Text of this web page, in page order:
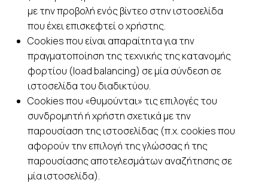
με την προβολή ενός βίντεο στην ιστοσελίδα
που έχει επισκεφτεί ο χρήστης.
Cookies που είναι απαραίτητα για την
πραγματοποίηση της τεχνικής της κατανομής
φορτίου (load balancing) σε μία σύνδεση σε
ιστοσελίδα του διαδικτύου.
Cookies που «θυμούνται» τις επιλογές του
συνδρομητή ή χρήστη σχετικά με την
παρουσίαση της ιστοσελίδας (π.χ. cookies που
αφορούν την επιλογή της γλώσσας ή της
παρουσίασης αποτελεσμάτων αναζήτησης σε
μία ιστοσελίδα).